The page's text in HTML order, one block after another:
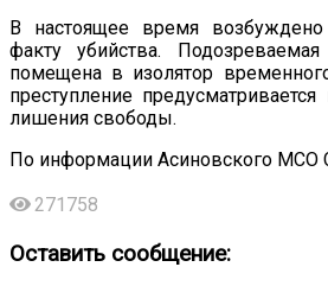
В настоящее время
факту убийства.
помещена в изолятор
преступление
лишения свободы.
По информации Асиновского МСО
271758
Оставить сообщение: